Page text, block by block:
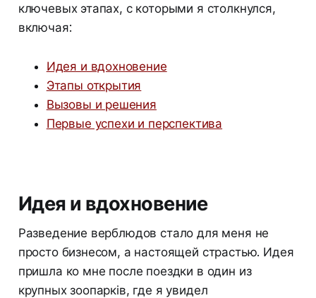
ключевых этапах, с которыми я столкнулся,
включая:
Идея и вдохновение
Этапы открытия
Вызовы и решения
Первые успехи и перспектива
Идея и вдохновение
Разведение верблюдов стало для меня не
просто бизнесом, а настоящей страстью. Идея
пришла ко мне после поездки в один из
крупных зоопарків, где я увидел